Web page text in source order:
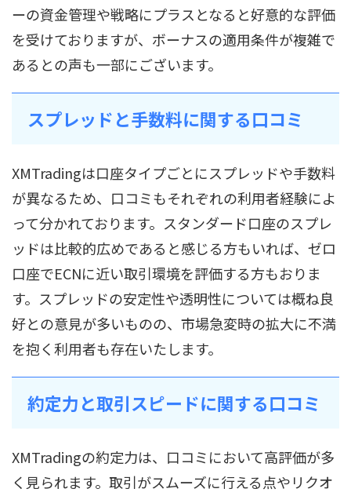
ーの資金管理や戦略にプラスとなると好意的な評価
を受けておりますが、ボーナスの適用条件が複雑で
あるとの声も一部にございます。
スプレッドと手数料に関する口コミ
XMTradingは口座タイプごとにスプレッドや手数料
が異なるため、口コミもそれぞれの利用者経験によ
って分かれております。スタンダード口座のスプレ
ッドは比較的広めであると感じる方もいれば、ゼロ
口座でECNに近い取引環境を評価する方もおりま
す。スプレッドの安定性や透明性については概ね良
好との意見が多いものの、市場急変時の拡大に不満
を抱く利用者も存在いたします。
約定力と取引スピードに関する口コミ
XMTradingの約定力は、口コミにおいて高評価が多
く見られます。取引がスムーズに行える点やリクオ